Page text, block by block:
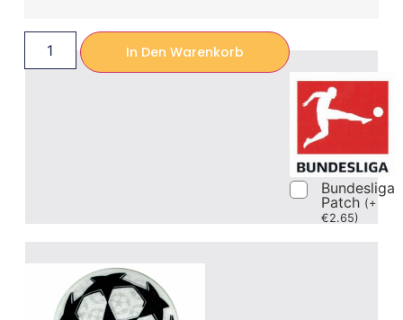
In Den Warenkorb
Bundesliga
Patch (+
€2.65)